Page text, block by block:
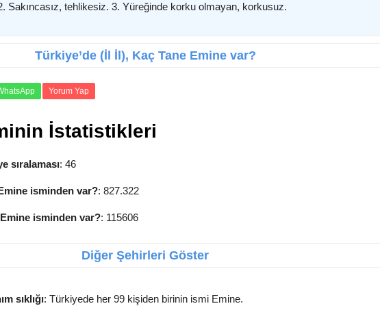
Sakıncasız, tehlikesiz. 3. Yüreğinde korku olmayan, korkusuz.
Türkiye’de (İl İl), Kaç Tane Emine var?
Yorum Yap
İstatistikleri
sıralaması: 46
isminden var?: 827.322
isminden var?: 115606
Diğer Şehirleri Göster
sıklığı: Türkiyede her 99 kişiden birinin ismi Emine.